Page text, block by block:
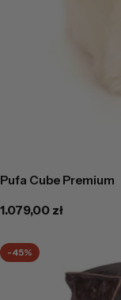
Pufa Cube Premium
Cena
1.079,00 zł
-45%